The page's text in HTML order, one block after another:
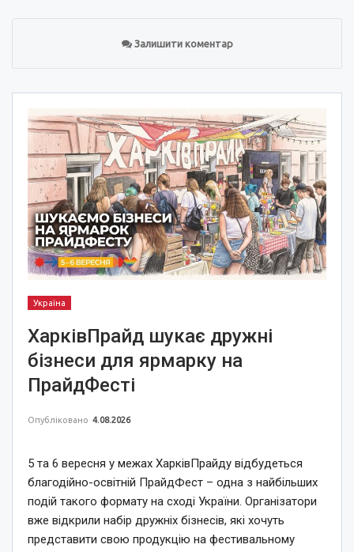
Залишити коментар
Україна
ХарківПрайд шукає дружні
бізнеси для ярмарку на
ПрайдФесті
Опубліковано 4.08.2026
5 та 6 вересня у межах ХарківПрайду відбудеться
благодійно-освітній ПрайдФест – одна з найбільших
подій такого формату на сході України. Організатори
вже відкрили набір дружніх бізнесів, які хочуть
представити свою продукцію на фестивальному